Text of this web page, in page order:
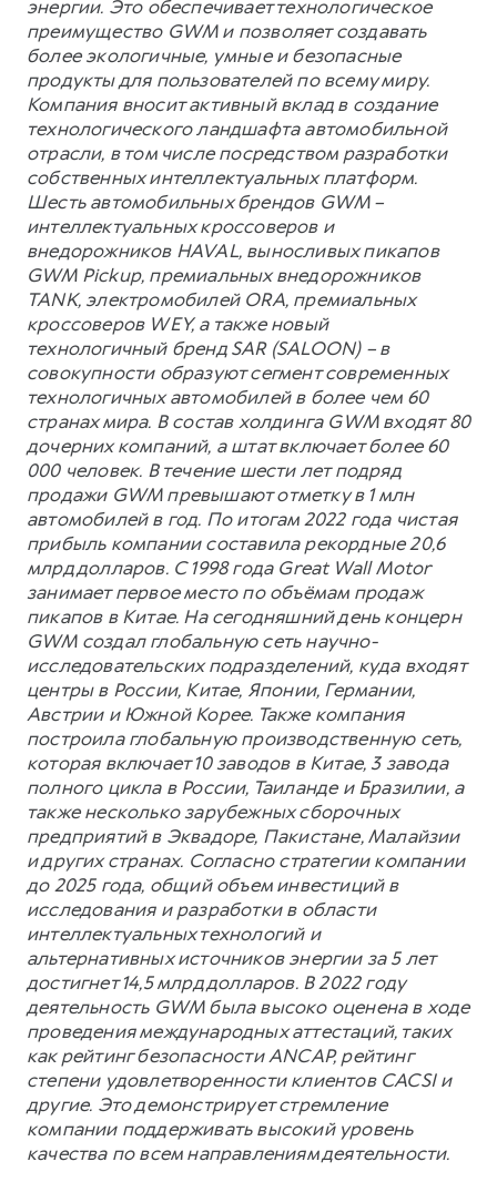
энергии. Это обеспечивает технологическое
преимущество GWM и позволяет создавать
более экологичные, умные и безопасные
продукты для пользователей по всему миру.
Компания вносит активный вклад в создание
технологического ландшафта автомобильной
отрасли, в том числе посредством разработки
собственных интеллектуальных платформ.
Шесть автомобильных брендов GWM –
интеллектуальных кроссоверов и
внедорожников HAVAL, выносливых пикапов
GWM Pickup, премиальных внедорожников
TANK, электромобилей ORA, премиальных
кроссоверов WEY, а также новый
технологичный бренд SAR (SALOON) – в
совокупности образуют сегмент современных
технологичных автомобилей в более чем 60
странах мира. В состав холдинга GWM входят 80
дочерних компаний, а штат включает более 60
000 человек. В течение шести лет подряд
продажи GWM превышают отметку в 1 млн
автомобилей в год. По итогам 2022 года чистая
прибыль компании составила рекордные 20,6
млрд долларов. С 1998 года Great Wall Motor
занимает первое место по объёмам продаж
пикапов в Китае. На сегодняшний день концерн
GWM создал глобальную сеть научно-
исследовательских подразделений, куда входят
центры в России, Китае, Японии, Германии,
Австрии и Южной Корее. Также компания
построила глобальную производственную сеть,
которая включает 10 заводов в Китае, 3 завода
полного цикла в России, Таиланде и Бразилии, а
также несколько зарубежных сборочных
предприятий в Эквадоре, Пакистане, Малайзии
и других странах. Согласно стратегии компании
до 2025 года, общий объем инвестиций в
исследования и разработки в области
интеллектуальных технологий и
альтернативных источников энергии за 5 лет
достигнет 14,5 млрд долларов. В 2022 году
деятельность GWM была высоко оценена в ходе
проведения международных аттестаций, таких
как рейтинг безопасности ANCAP, рейтинг
степени удовлетворенности клиентов CACSI и
другие. Это демонстрирует стремление
компании поддерживать высокий уровень
качества по всем направлениям деятельности.